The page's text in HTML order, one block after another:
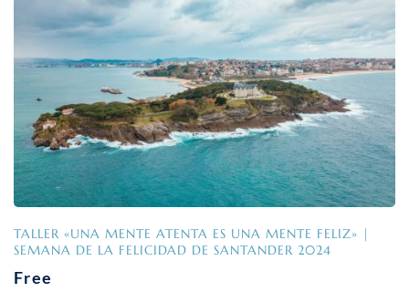
TALLER «UNA MENTE ATENTA ES UNA MENTE FELIZ» |
SEMANA DE LA FELICIDAD DE SANTANDER 2024
Free